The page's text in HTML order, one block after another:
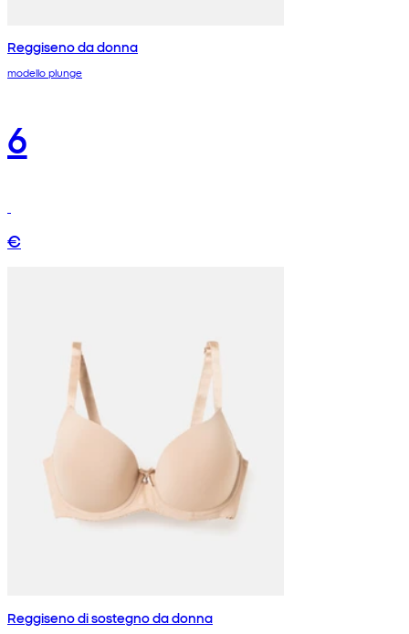
Reggiseno da donna
modello plunge
6
€
Reggiseno di sostegno da donna